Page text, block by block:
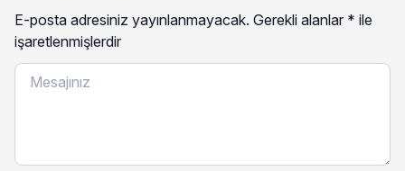
E-posta adresiniz yayınlanmayacak. Gerekli alanlar * ile
işaretlenmişlerdir